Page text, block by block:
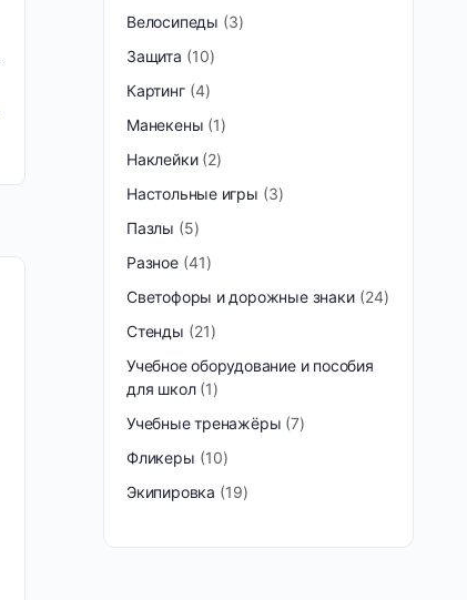
Велосипеды
3
Защита
10
Картинг 4
Манекены 1
Наклейки 2
Настольные игры
3
Пазлы
5
Разное 41
Светофоры и дорожные знаки
24
Стенды
21
Учебное оборудование и пособия
для школ 1
Учебные тренажёры 7
Фликеры
10
Экипировка
19